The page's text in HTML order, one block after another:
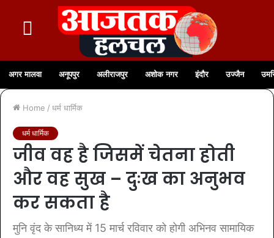
अगर मालवा अनूपपुर अलीराजपुर अशोक नगर इंदौर उज्जैन
Home / धर्म धार्मिक
धर्म धार्मिक
जीव वह है जिसमें चेतना होती
और वह सुख – दुःख का अनुभव
कर सकता है
मुनि वृंद के सानिध्य में 15 मार्च रविवार को होगी अभिनव सामायिक